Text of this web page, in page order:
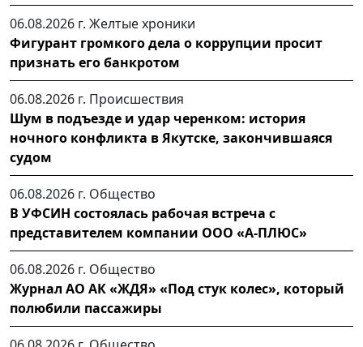
06.08.2026 г. Желтые хроники
Фигурант громкого дела о коррупции просит
признать его банкротом
06.08.2026 г. Происшествия
Шум в подъезде и удар черенком: история
ночного конфликта в Якутске, закончившаяся
судом
06.08.2026 г. Общество
В УФСИН состоялась рабочая встреча с
представителем компании ООО «А-ПЛЮС»
06.08.2026 г. Общество
Журнал АО АК «ЖДЯ» «Под стук колес», который
полюбили пассажиры